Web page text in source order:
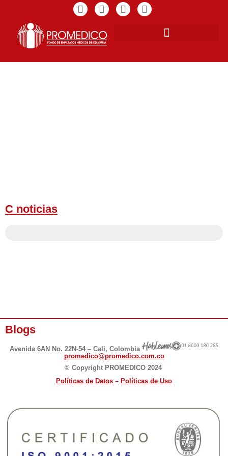
C noticias
Blogs
Avenida 6AN No. 22N-54 – Cali, Colombia
promedico@promedico.com.co
© Copyright PROMEDICO 2024
Políticas de Datos – Políticas de Uso